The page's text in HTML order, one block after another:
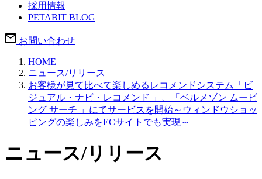
採用情報
PETABIT BLOG
お問い合わせ
HOME
ニュース/リリース
お客様が見て比べて楽しめるレコメンドシステム「ビ
ジュアル・ナビ・レコメンド 」、「ベルメゾン ムービ
ング サーチ 」にてサービスを開始～ウィンドウショッ
ピングの楽しみをECサイトでも実現～
ニュース/リリース